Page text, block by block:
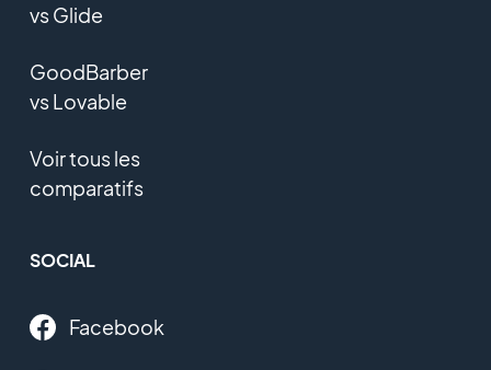
vs Glide
GoodBarber
vs Lovable
Voir tous les
comparatifs
SOCIAL
Facebook